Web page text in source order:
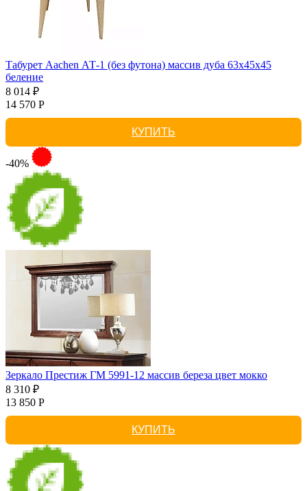
Табурет Aachen АТ-1 (без футона) массив дуба 63х45х45
беление
8 014 ₽
14 570 Р
КУПИТЬ
-40%
Зеркало Престиж ГМ 5991-12 массив береза цвет мокко
8 310 ₽
13 850 Р
КУПИТЬ